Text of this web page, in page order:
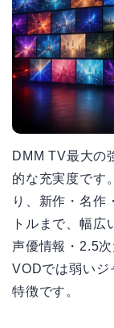
DMM TV最大の
的な充実度です。
り、新作・名作
トルまで、幅広
声優情報・2.5
VODでは弱いジ
特徴です。